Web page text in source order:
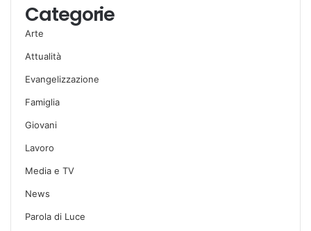
Categorie
Arte
Attualità
Evangelizzazione
Famiglia
Giovani
Lavoro
Media e TV
News
Parola di Luce